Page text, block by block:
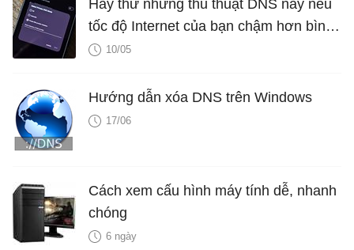
Hãy thử những thủ thuật DNS này nếu
tốc độ Internet của bạn chậm hơn bình
thường!
10/05
Hướng dẫn xóa DNS trên Windows
17/06
Cách xem cấu hình máy tính dễ, nhanh
chóng
6 ngày